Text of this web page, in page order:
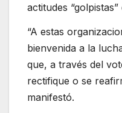
actitudes
“A estas
bienvenida a la
que, a través del
rectifique o se
manifestó.